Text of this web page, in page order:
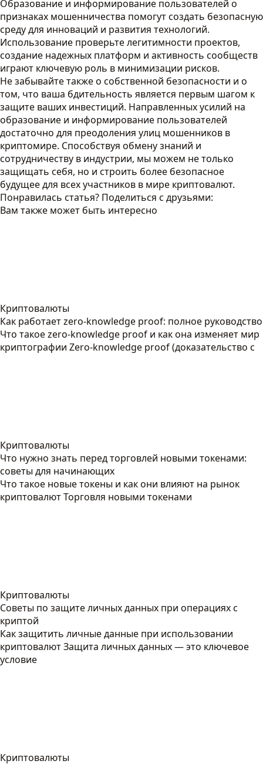
Образование и информирование пользователей о
признаках мошенничества помогут создать безопасную
среду для инноваций и развития технологий.
Использование проверьте легитимности проектов,
создание надежных платформ и активность сообществ
играют ключевую роль в минимизации рисков.
Не забывайте также о собственной безопасности и о
том, что ваша бдительность является первым шагом к
защите ваших инвестиций. Направленных усилий на
образование и информирование пользователей
достаточно для преодоления улиц мошенников в
криптомире. Способствуя обмену знаний и
сотрудничеству в индустрии, мы можем не только
защищать себя, но и строить более безопасное
будущее для всех участников в мире криптовалют.
Понравилась статья? Поделиться с друзьями:
Вам также может быть интересно
Криптовалюты
Как работает zero-knowledge proof: полное руководство
Что такое zero-knowledge proof и как она изменяет мир
криптографии Zero-knowledge proof (доказательство с
Криптовалюты
Что нужно знать перед торговлей новыми токенами:
советы для начинающих
Что такое новые токены и как они влияют на рынок
криптовалют Торговля новыми токенами
Криптовалюты
Советы по защите личных данных при операциях с
криптой
Как защитить личные данные при использовании
криптовалют Защита личных данных — это ключевое
условие
Криптовалюты